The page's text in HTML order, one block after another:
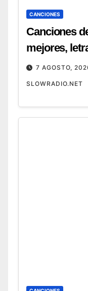
CANCIONES
Canciones
mejores,
7 AGOSTO,
SLOWRADIO.NET